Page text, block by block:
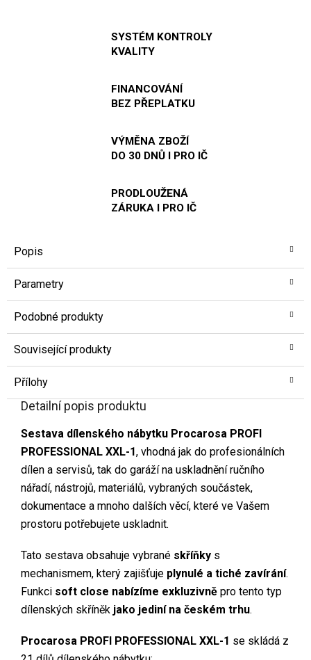
SYSTÉM KONTROLY
KVALITY
FINANCOVÁNÍ
BEZ PŘEPLATKU
VÝMĚNA ZBOŽÍ
DO 30 DNŮ I PRO IČ
PRODLOUŽENÁ
ZÁRUKA I PRO IČ
Popis
Parametry
Podobné produkty
Související produkty
Přílohy
Detailní popis produktu
Sestava dílenského nábytku Procarosa PROFI
PROFESSIONAL XXL-1, vhodná jak do profesionálních
dílen a servisů, tak do garáží na uskladnění ručního
nářadí, nástrojů, materiálů, vybraných součástek,
dokumentace a mnoho dalších věcí, které ve Vašem
prostoru potřebujete uskladnit.
Tato sestava obsahuje vybrané skříňky s
mechanismem, který zajišťuje plynulé a tiché zavírání.
Funkci soft close nabízíme exkluzivně pro tento typ
dílenských skříněk jako jediní na českém trhu.
Procarosa PROFI PROFESSIONAL XXL-1 se skládá z